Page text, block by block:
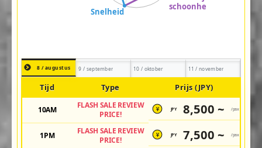
8 / augustus 9 / september 10 / oktober 11 / november
Tijd Type Prijs (JPY)
10AM
FLASH SALE REVIEW
PRICE!
¥ JPY 8,500 ~ /pax
1PM
FLASH SALE REVIEW
PRICE!
¥ JPY 7,500 ~ /pax